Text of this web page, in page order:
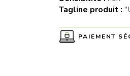
Tagline produit :
PAIEMENT